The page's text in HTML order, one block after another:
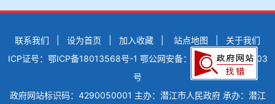
联系我们 设为首页 加入收藏 站点地图
关于我们
ICP证号：鄂ICP备18013568号-1 鄂公网安备：42900502000503
号
政府网站标识码：4290050001 主办：潜江市人民政府 承办：潜江